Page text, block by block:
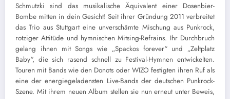
Schmutzki sind das musikalische Äquivalent einer Dosenbier-
Bombe mitten in dein Gesicht! Seit ihrer Gründung 2011 verbreitet
das Trio aus Stuttgart eine unverschämte Mischung aus Punkrock,
rotziger Attitüde und hymnischen Mitsing-Refrains. Ihr Durchbruch
gelang ihnen mit Songs wie „Spackos forever“ und „Zeltplatz
Baby“, die sich rasend schnell zu Festival-Hymnen entwickelten.
Touren mit Bands wie den Donots oder WIZO festigten ihren Ruf als
eine der energiegeladensten Live-Bands der deutschen Punkrock-
Szene. Mit ihrem neuen Album stellen sie nun erneut unter Beweis,